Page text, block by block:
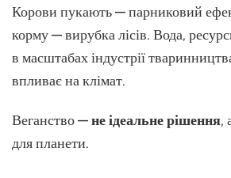
Корови пукають — парниковий
корму — вирубка лісів. Вода,
в масштабах індустрії
впливає на клімат.
Веганство —не ідеальне рішення,
для планети.